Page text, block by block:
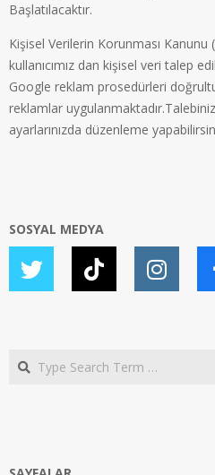
Başlatılacaktır.
Kişisel Verilerin Korunması Kanunu
kullanıcımız dan kişisel veri talep
Google reklam prosedürleri
reklamlar
ayarlarınızda düzenleme
SOSYAL MEDYA
Search